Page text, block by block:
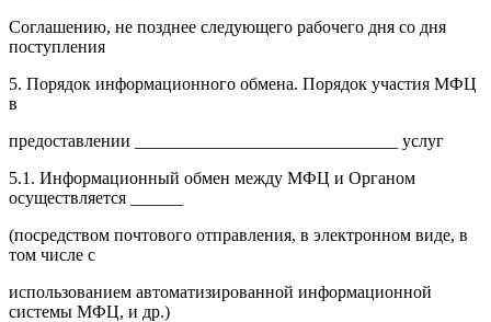
Соглашению, не позднее следующего рабочего дня со дня
поступления
5. Порядок информационного обмена. Порядок участия МФЦ
в
предоставлении ______________________________ услуг
5.1. Информационный обмен между МФЦ и Органом
осуществляется ______
(посредством почтового отправления, в электронном виде, в
том числе с
использованием автоматизированной информационной
системы МФЦ, и др.)